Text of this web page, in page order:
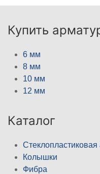
Купить
6 мм
8 мм
10 мм
12 мм
Каталог
Стеклопластиковая
Колышки
Фибра